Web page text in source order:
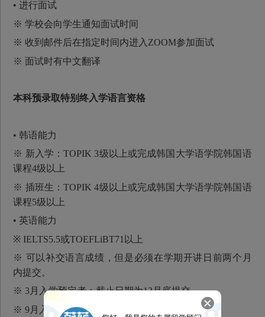
• 进行面试
※ 学校会向学生通知面试时间
※ 收到邮件后在指定时间内进入ZOOM参加面试
※ 面试时有中文翻译
本科预录取特别终入学语言资格
• 韩语能力
※ 新入学：TOPIK 3级以上或完成韩国大学语学院韩国语
课程4级以上
※ 插班生：TOPIK 4级以上或完成韩国大学语学院韩国语
课程5级以上
• 英语能力
※ IELTS5.5或TOEFLiBT71以上
※ 可以补交语言成绩，但是必须在学期开讲日前两个月
内提交。
※ 3月入学预定者：截止日期为12月底提交
※ 9月入学预定者：截止日期为7月底提交。